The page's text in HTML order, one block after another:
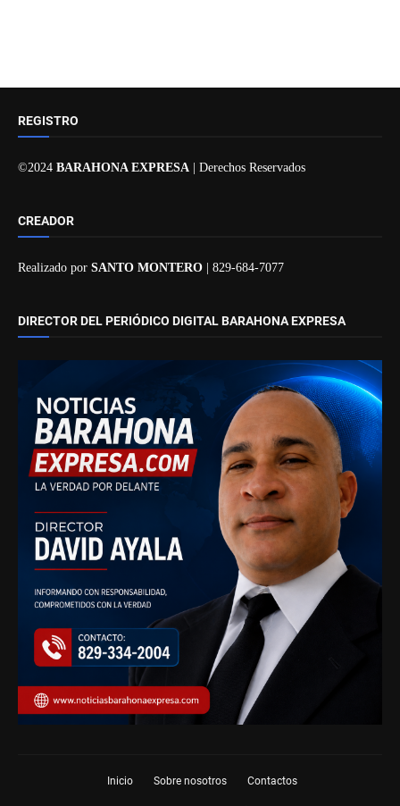
REGISTRO
©2024 BARAHONA EXPRESA | Derechos Reservados
CREADOR
Realizado por SANTO MONTERO | 829-684-7077
DIRECTOR DEL PERIÓDICO DIGITAL BARAHONA EXPRESA
Inicio Sobre nosotros Contactos